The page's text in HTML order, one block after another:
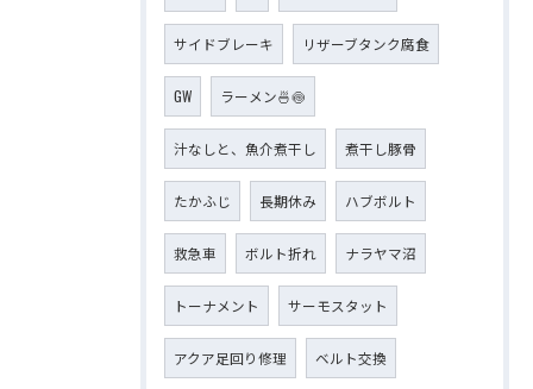
サイドブレーキ リザーブタンク腐食
GW ラーメン🍜🍥
汁なしと、魚介煮干し 煮干し豚骨
たかふじ 長期休み ハブボルト
救急車 ボルト折れ ナラヤマ沼
トーナメント サーモスタット
アクア足回り修理 ベルト交換